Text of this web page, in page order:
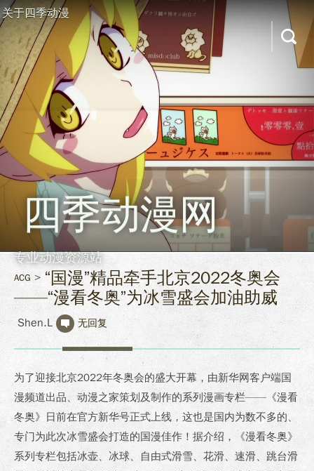
关于四季动漫
四季动漫网
专业动漫资源站
ACG
“国漫”精品牵手北京2022冬奥会
——“漫看冬奥”为冰雪盛会加油助威
Shen.L 无回复
为了迎接北京2022年冬奥会的盛大开幕，由新华网客户端国
漫频道出品、动漫之家策划及制作的系列漫画专栏——《漫看
冬奥》日前在官方新华号正式上线，这也是国内为数不多的、
专门为此次冰雪盛会打造的国漫佳作！据介绍，《漫看冬奥》
系列专栏包括冰壶、冰球、自由式滑雪、花滑、速滑、跳台滑